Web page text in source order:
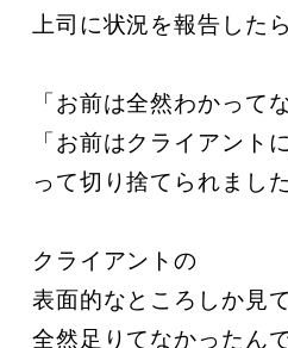
上司に状況を報告したら
「お前は全然わかって
「お前はクライアント
って切り捨てられました
クライアントの
表面的なところしか見
全然足りてなかったん